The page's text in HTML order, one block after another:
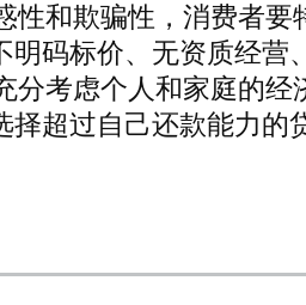
性和欺骗性，消费者要
明码标价、无资质经营
分考虑个人和家庭的经
择超过自己还款能力的